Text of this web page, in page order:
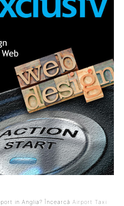
in Anglia? Încearcă Airport Taxi